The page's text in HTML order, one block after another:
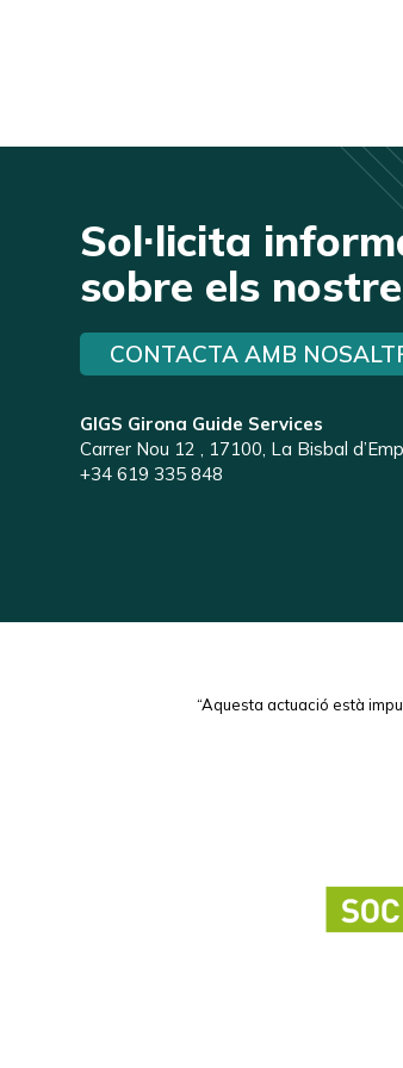
Sol·licita
sobre els
CONTACTA AMB
GIGS Girona Guide Services
Carrer Nou 12 , 17100, La Bisbal
+34 619 335 848
“Aquesta actuació està